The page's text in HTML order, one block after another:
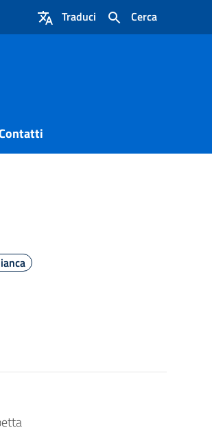
Cerca
Traduci